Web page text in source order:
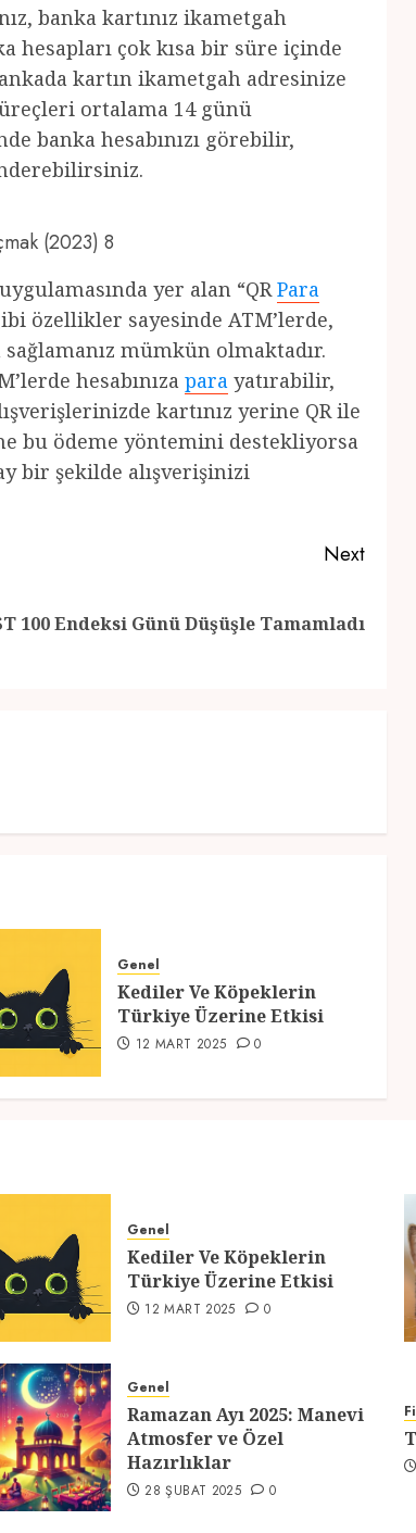
banka kartınız ikametgah
hesapları çok kısa bir süre içinde
kartın ikametgah adresinize
ortalama 14 günü
banka hesabınızı görebilir,
(2023) 8
yer alan “QRPara
özellikler sayesinde ATM’lerde,
mümkün olmaktadır.
hesabınıza para yatırabilir,
kartınız yerine QR ile
bu ödeme yöntemini destekliyorsa
bir şekilde alışverişinizi
Next
100 Endeksi Günü Düşüşle Tamamladı
Genel
Kediler Ve Köpeklerin
Türkiye Üzerine Etkisi
12 MART 2025 0
Genel
Kediler Ve Köpeklerin
Türkiye Üzerine Etkisi
12 MART 2025 0
Genel
Ramazan Ayı 2025: Manevi
Atmosfer ve Özel
Hazırlıklar
28 ŞUBAT 2025 0